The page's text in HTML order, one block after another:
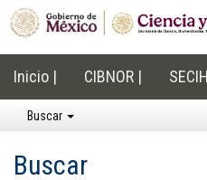
Inicio | CIBNOR |
Buscar
Buscar